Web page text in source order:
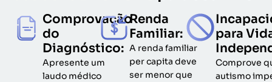
Comprovação
do
Diagnóstico:
Apresente um
laudo médico
Renda
Familiar:
A renda familiar
per capita deve
ser menor que
para
Comprove
autismo